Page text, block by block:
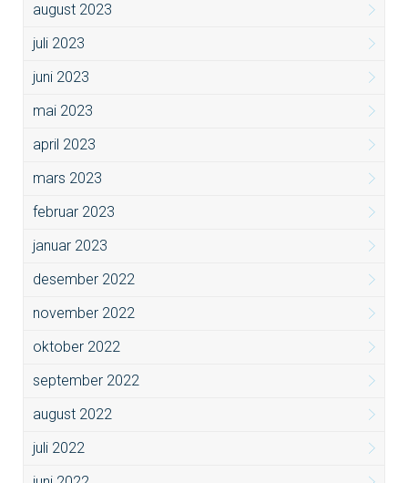
august 2023
juli 2023
juni 2023
mai 2023
april 2023
mars 2023
februar 2023
januar 2023
desember 2022
november 2022
oktober 2022
september 2022
august 2022
juli 2022